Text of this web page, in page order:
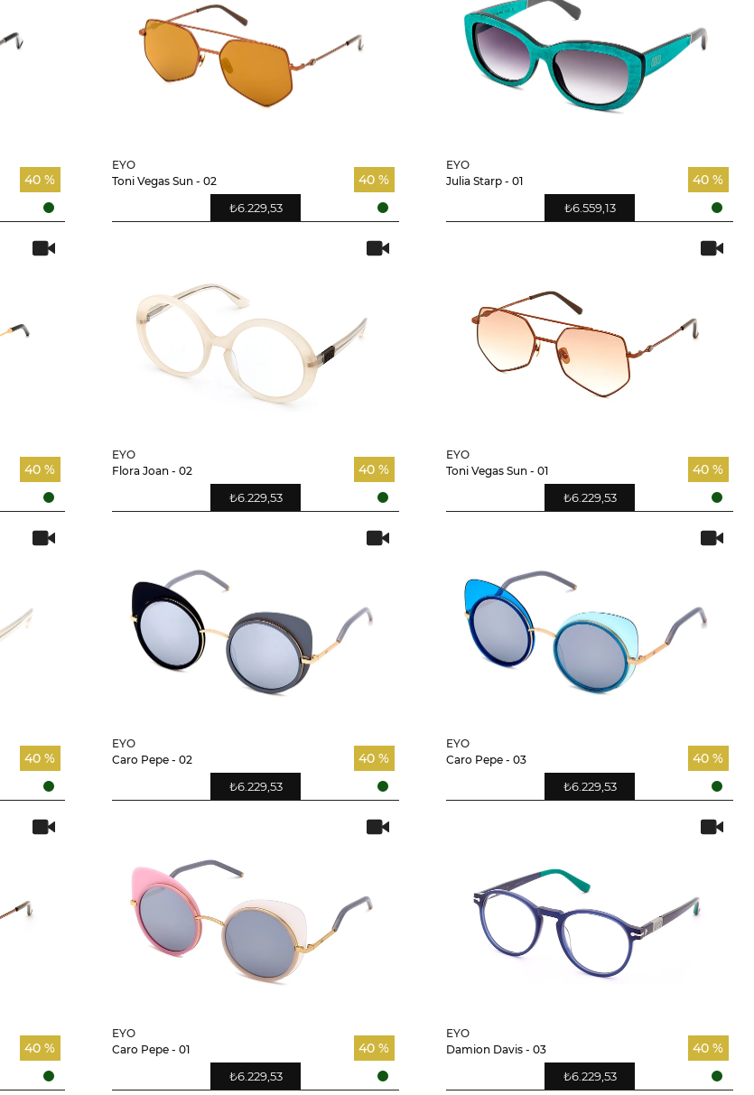
40 %
EYO
Toni Vegas Sun - 02
40 %
₺6.229,53
EYO
Julia Starp - 01
40 %
₺6.559,13
40 %
EYO
Flora Joan - 02
40 %
₺6.229,53
EYO
Toni Vegas Sun - 01
40 %
₺6.229,53
40 %
EYO
Caro Pepe - 02
40 %
₺6.229,53
EYO
Caro Pepe - 03
40 %
₺6.229,53
40 %
EYO
Caro Pepe - 01
40 %
₺6.229,53
EYO
Damion Davis - 03
40 %
₺6.229,53